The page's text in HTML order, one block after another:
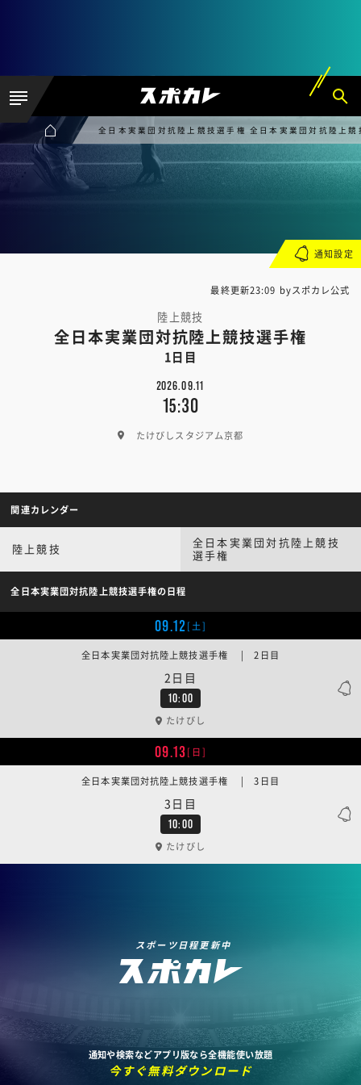
全日本実業団対抗陸上競技選手権 全日本実業団対抗陸上
最終更新23:09 byスポカレ公式
陸上競技
全日本実業団対抗陸上競技選手権
1日目
2026.09.11
15:30
たけびしスタジアム京都
通知設定
関連カレンダー
陸上競技
全日本実業団対抗陸上競技
選手権
全日本実業団対抗陸上競技選手権の日程
09.12[土]
10:00
2日目
全日本実業団対抗陸上競技選手権 | 2日目
たけびし
09.13[日]
10:00
3日目
全日本実業団対抗陸上競技選手権 | 3日目
たけびし
スポーツ日程更新中
通知や検索などアプリ版なら全機能使い放題
今すぐ無料ダウンロード